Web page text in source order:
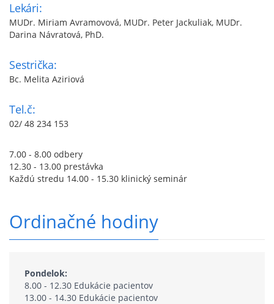
Lekári:
MUDr. Miriam Avramovová, MUDr. Peter Jackuliak, MUDr.
Darina Návratová, PhD.
Sestrička:
Bc. Melita Aziriová
Tel.č:
02/ 48 234 153
7.00 - 8.00 odbery
12.30 - 13.00 prestávka
Každú stredu 14.00 - 15.30 klinický seminár
Ordinačné hodiny
Pondelok:
8.00 - 12.30 Edukácie pacientov
13.00 - 14.30 Edukácie pacientov